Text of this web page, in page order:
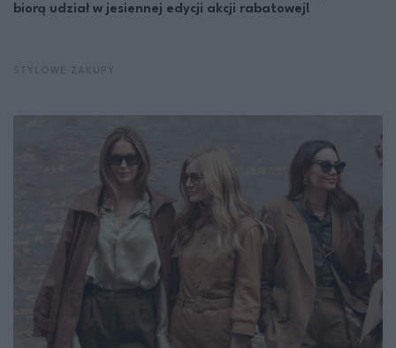
biorą udział w jesiennej edycji akcji rabatowej!